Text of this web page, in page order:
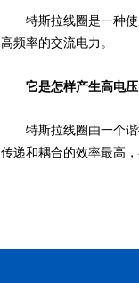
特斯拉线圈是一种使用
高频率的交流电力。
它是怎样产生高电压
特斯拉线圈由一个谐
传递和耦合的效率最高